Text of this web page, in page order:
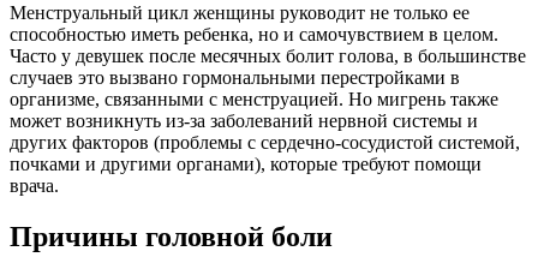
Менструальный цикл женщины руководит не только ее
способностью иметь ребенка, но и самочувствием в целом.
Часто у девушек после месячных болит голова, в большинстве
случаев это вызвано гормональными перестройками в
организме, связанными с менструацией. Но мигрень также
может возникнуть из-за заболеваний нервной системы и
других факторов (проблемы с сердечно-сосудистой системой,
почками и другими органами), которые требуют помощи
врача.
Причины головной боли